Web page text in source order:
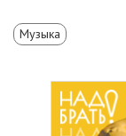
Музыка